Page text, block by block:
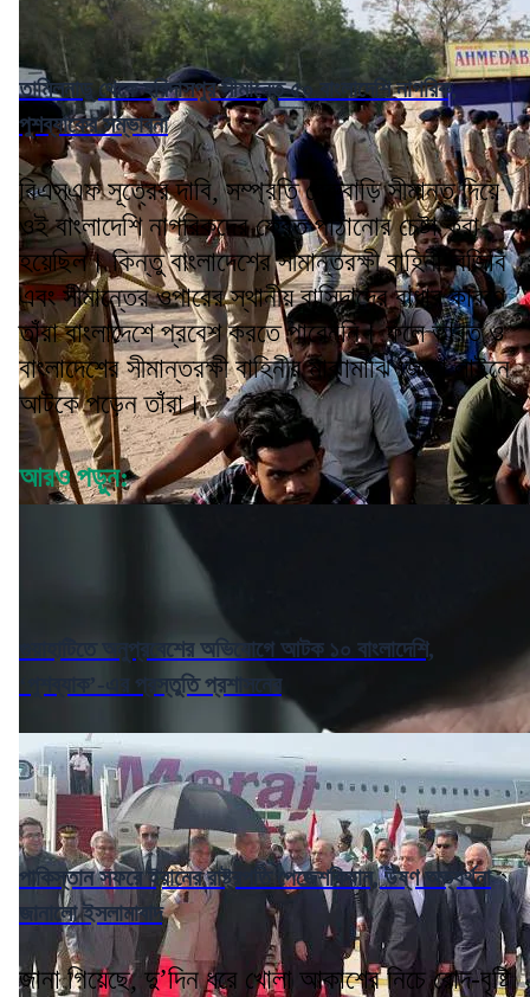
তামিলনাড়ু থেকে হরিদাসপুর সীমান্তে ৫০ বাংলাদেশি নাগরিক,
পুশব্যাকের সম্ভাবনা
বিএসএফ সূত্রের দাবি, সম্প্রতি বেরুবাড়ি সীমান্ত দিয়ে
ওই বাংলাদেশি নাগরিকদের ফেরত পাঠানোর চেষ্টা করা
হয়েছিল। কিন্তু বাংলাদেশের সীমান্তরক্ষী বাহিনী বিজিবি
এবং সীমান্তের ওপারের স্থানীয় বাসিন্দাদের বাধার কারণে
তাঁরা বাংলাদেশে প্রবেশ করতে পারেননি। ফলে ভারত ও
বাংলাদেশের সীমান্তরক্ষী বাহিনীর মাঝামাঝি জিরো লাইনে
আটকে পড়েন তাঁরা।
আরও পড়ুন:
গুয়াহাটিতে অনুপ্রবেশের অভিযোগে আটক ১০ বাংলাদেশি,
‘পুশব্যাক’-এর প্রস্তুতি প্রশাসনের
পাকিস্তান সফরে ইরানের রাষ্ট্রপতি পেজেশকিয়ান, উষ্ণ অভ্যর্থনা
জানালো ইসলামাবাদ
জানা গিয়েছে, দু’দিন ধরে খোলা আকাশের নিচে রোদ-বৃষ্টি